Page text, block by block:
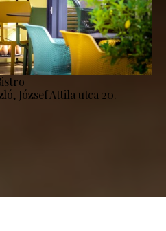
József Attila utca 20.